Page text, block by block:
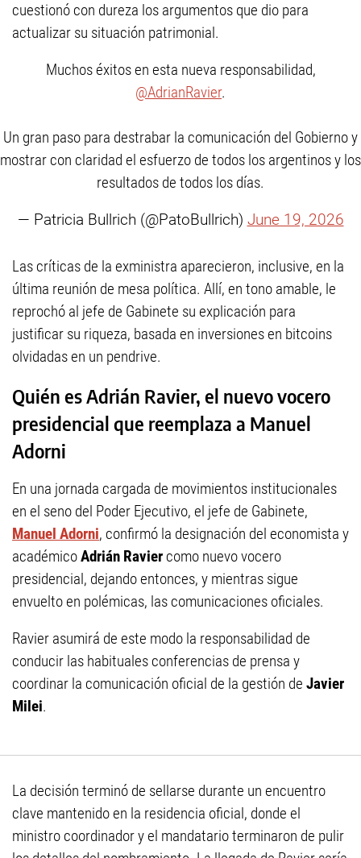
cuestionó con dureza los argumentos que dio para
actualizar su situación patrimonial.
Muchos éxitos en esta nueva responsabilidad,
@AdrianRavier.
Un gran paso para destrabar la comunicación del Gobierno y
mostrar con claridad el esfuerzo de todos los argentinos y los
resultados de todos los días.
— Patricia Bullrich (@PatoBullrich) June 19, 2026
Las críticas de la exministra aparecieron, inclusive, en la
última reunión de mesa política. Allí, en tono amable, le
reprochó al jefe de Gabinete su explicación para
justificar su riqueza, basada en inversiones en bitcoins
olvidadas en un pendrive.
Quién es Adrián Ravier, el nuevo vocero
presidencial que reemplaza a Manuel
Adorni
En una jornada cargada de movimientos institucionales
en el seno del Poder Ejecutivo, el jefe de Gabinete,
Manuel Adorni, confirmó la designación del economista y
académicoAdrián Ravier como nuevo vocero
presidencial, dejando entonces, y mientras sigue
envuelto en polémicas, las comunicaciones oficiales.
Ravier asumirá de este modo la responsabilidad de
conducir las habituales conferencias de prensa y
coordinar la comunicación oficial de la gestión de Javier
Milei.
La decisión terminó de sellarse durante un encuentro
clave mantenido en la residencia oficial, donde el
ministro coordinador y el mandatario terminaron de pulir